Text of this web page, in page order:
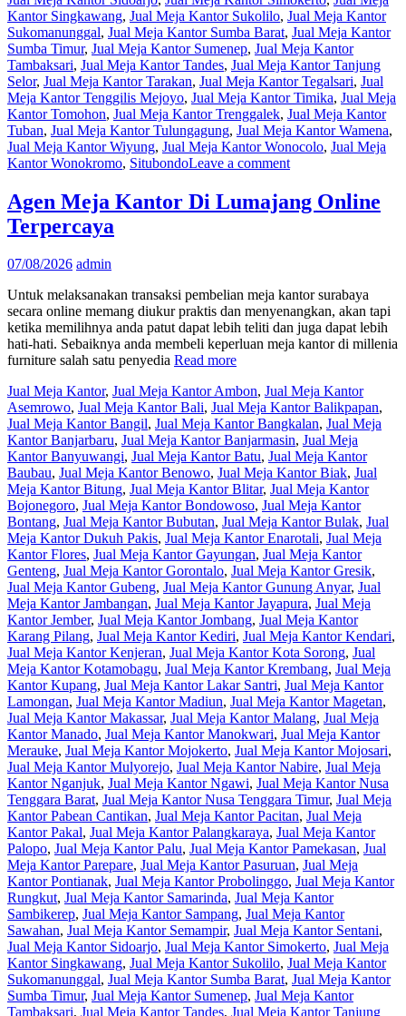
Kantor Singkawang, Jual Meja Kantor Sukolilo, Jual Meja Kantor
Sukomanunggal, Jual Meja Kantor Sumba Barat, Jual Meja Kantor
Sumba Timur, Jual Meja Kantor Sumenep, Jual Meja Kantor
Tambaksari, Jual Meja Kantor Tandes, Jual Meja Kantor Tanjung
Selor, Jual Meja Kantor Tarakan, Jual Meja Kantor Tegalsari, Jual
Meja Kantor Tenggilis Mejoyo, Jual Meja Kantor Timika, Jual Meja
Kantor Tomohon, Jual Meja Kantor Trenggalek, Jual Meja Kantor
Tuban, Jual Meja Kantor Tulungagung, Jual Meja Kantor Wamena,
Jual Meja Kantor Wiyung, Jual Meja Kantor Wonocolo, Jual Meja
Kantor Wonokromo, SitubondoLeave a comment
Agen Meja Kantor Di Lumajang Online
Terpercaya
07/08/2026 admin
Untuk melaksanakan transaksi pembelian meja kantor surabaya
secara online memang diukur praktis dan menyenangkan, akan tapi
ketika memilihnya anda patut dapat lebih teliti dan juga dapat lebih
hati-hati. Sebaiknya anda membeli keperluan meja kantor di millenia
furniture salah satu penyedia Read more
Jual Meja Kantor, Jual Meja Kantor Ambon, Jual Meja Kantor
Asemrowo, Jual Meja Kantor Bali, Jual Meja Kantor Balikpapan,
Jual Meja Kantor Bangil, Jual Meja Kantor Bangkalan, Jual Meja
Kantor Banjarbaru, Jual Meja Kantor Banjarmasin, Jual Meja
Kantor Banyuwangi, Jual Meja Kantor Batu, Jual Meja Kantor
Baubau, Jual Meja Kantor Benowo, Jual Meja Kantor Biak, Jual
Meja Kantor Bitung, Jual Meja Kantor Blitar, Jual Meja Kantor
Bojonegoro, Jual Meja Kantor Bondowoso, Jual Meja Kantor
Bontang, Jual Meja Kantor Bubutan, Jual Meja Kantor Bulak, Jual
Meja Kantor Dukuh Pakis, Jual Meja Kantor Enarotali, Jual Meja
Kantor Flores, Jual Meja Kantor Gayungan, Jual Meja Kantor
Genteng, Jual Meja Kantor Gorontalo, Jual Meja Kantor Gresik,
Jual Meja Kantor Gubeng, Jual Meja Kantor Gunung Anyar, Jual
Meja Kantor Jambangan, Jual Meja Kantor Jayapura, Jual Meja
Kantor Jember, Jual Meja Kantor Jombang, Jual Meja Kantor
Karang Pilang, Jual Meja Kantor Kediri, Jual Meja Kantor Kendari,
Jual Meja Kantor Kenjeran, Jual Meja Kantor Kota Sorong, Jual
Meja Kantor Kotamobagu, Jual Meja Kantor Krembang, Jual Meja
Kantor Kupang, Jual Meja Kantor Lakar Santri, Jual Meja Kantor
Lamongan, Jual Meja Kantor Madiun, Jual Meja Kantor Magetan,
Jual Meja Kantor Makassar, Jual Meja Kantor Malang, Jual Meja
Kantor Manado, Jual Meja Kantor Manokwari, Jual Meja Kantor
Merauke, Jual Meja Kantor Mojokerto, Jual Meja Kantor Mojosari,
Jual Meja Kantor Mulyorejo, Jual Meja Kantor Nabire, Jual Meja
Kantor Nganjuk, Jual Meja Kantor Ngawi, Jual Meja Kantor Nusa
Tenggara Barat, Jual Meja Kantor Nusa Tenggara Timur, Jual Meja
Kantor Pabean Cantikan, Jual Meja Kantor Pacitan, Jual Meja
Kantor Pakal, Jual Meja Kantor Palangkaraya, Jual Meja Kantor
Palopo, Jual Meja Kantor Palu, Jual Meja Kantor Pamekasan, Jual
Meja Kantor Parepare, Jual Meja Kantor Pasuruan, Jual Meja
Kantor Pontianak, Jual Meja Kantor Probolinggo, Jual Meja Kantor
Rungkut, Jual Meja Kantor Samarinda, Jual Meja Kantor
Sambikerep, Jual Meja Kantor Sampang, Jual Meja Kantor
Sawahan, Jual Meja Kantor Semampir, Jual Meja Kantor Sentani,
Jual Meja Kantor Sidoarjo, Jual Meja Kantor Simokerto, Jual Meja
Kantor Singkawang, Jual Meja Kantor Sukolilo, Jual Meja Kantor
Sukomanunggal, Jual Meja Kantor Sumba Barat, Jual Meja Kantor
Sumba Timur, Jual Meja Kantor Sumenep, Jual Meja Kantor
Tambaksari, Jual Meja Kantor Tandes, Jual Meja Kantor Tanjung